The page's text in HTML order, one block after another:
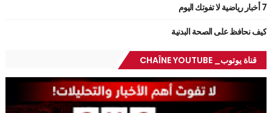
7 أخبار رياضية لا تفوتك اليوم
كيف نحافظ على الصحة البدنية
قناة يوتوب_ CHAÎNE YOUTUBE